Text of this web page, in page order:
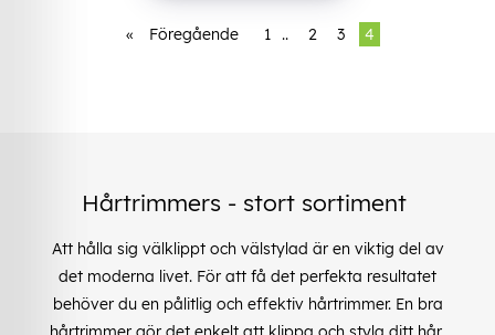
« Föregående 1 .. 2 3 4
Hårtrimmers - stort sortiment
Att hålla sig välklippt och välstylad är en viktig del av
det moderna livet. För att få det perfekta resultatet
behöver du en pålitlig och effektiv hårtrimmer. En bra